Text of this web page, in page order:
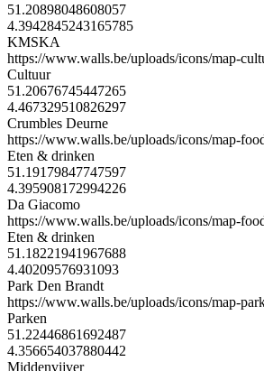
51.20898048608057
4.3942845243165785
KMSKA
https://www.walls.be/uploads/icons/map-
Cultuur
51.20676745447265
4.467329510826297
Crumbles Deurne
https://www.walls.be/uploads/icons/map-
Eten & drinken
51.19179847747597
4.395908172994226
Da Giacomo
https://www.walls.be/uploads/icons/map-
Eten & drinken
51.18221941967688
4.40209576931093
Park Den Brandt
https://www.walls.be/uploads/icons/map-
Parken
51.22446861692487
4.356654037880442
Middenvijver